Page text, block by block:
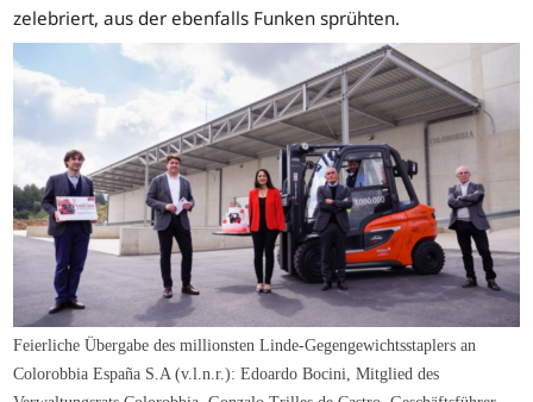
zelebriert, aus der ebenfalls Funken sprühten.
Feierliche Übergabe des millionsten Linde-Gegengewichtsstaplers an
Colorobbia España S.A (v.l.n.r.): Edoardo Bocini, Mitglied des